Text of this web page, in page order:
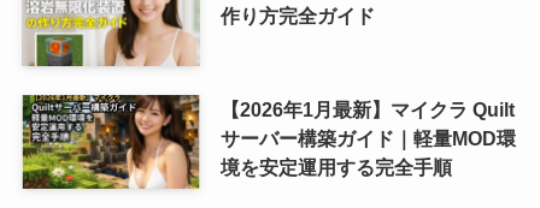
作り方完全ガイド
【2026年1月最新】マイクラ Quilt
サーバー構築ガイド｜軽量MOD環
境を安定運用する完全手順